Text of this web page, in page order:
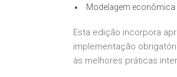
Modelagem
Esta edição incorpora
implementação
às melhores práticas